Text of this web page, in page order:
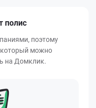
полис
поэтому
который можно
на Домклик.